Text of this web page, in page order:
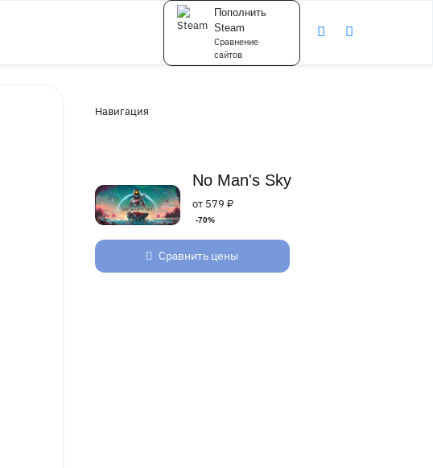
Пополнить
Steam
Сравнение
сайтов
Навигация
No Man's Sky
от 579 ₽
-70%
Сравнить цены